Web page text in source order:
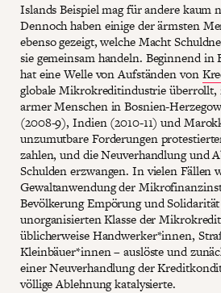
Islands Beispiel mag für andere kaum
Dennoch haben einige der ärmsten
ebenso gezeigt, welche Macht
sie gemeinsam handeln. Beginnend
hat eine Welle von Aufständen von
globale Mikrokreditindustrie
armer Menschen in Bosnien-
(2008-9), Indien (2010-11) und
unzumutbare Forderungen
zahlen, und die Neuverhandlung und
Schulden erzwangen. In vielen Fällen
Gewaltanwendung der
Bevölkerung Empörung und
unorganisierten Klasse der
üblicherweise Handwerker*innen,
Kleinbäuer*innen – auslöste und
einer Neuverhandlung der
völlige Ablehnung katalysierte.